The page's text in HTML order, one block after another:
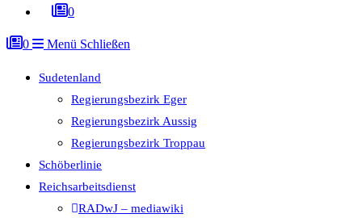
0
0 Menü Schließen
Sudetenland
Regierungsbezirk Eger
Regierungsbezirk Aussig
Regierungsbezirk Troppau
Schöberlinie
Reichsarbeitsdienst
RADwJ – mediawiki